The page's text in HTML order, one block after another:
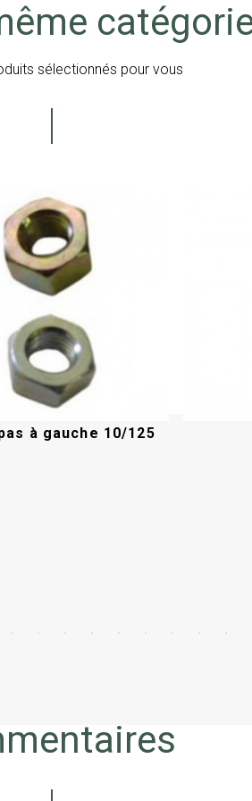
sélectionnés pour vous
à gauche 10/125